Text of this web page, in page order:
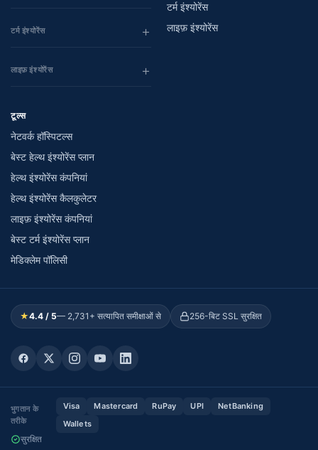
टर्म इंश्योरेंस
लाइफ़ इंश्योरेंस
टर्म इंश्योरेंस
लाइफ़ इंश्योरेंस
टूल्स
नेटवर्क हॉस्पिटल्स
बेस्ट हेल्थ इंश्योरेंस प्लान
हेल्थ इंश्योरेंस कंपनियां
हेल्थ इंश्योरेंस कैलकुलेटर
लाइफ़ इंश्योरेंस कंपनियां
बेस्ट टर्म इंश्योरेंस प्लान
मेडिक्लेम पॉलिसी
★4.4 / 5— 2,731+ सत्यापित समीक्षाओं से 256-बिट SSL सुरक्षित
भुगतान के
तरीके
Visa Mastercard RuPay UPI
NetBanking
Wallets
सुरक्षित